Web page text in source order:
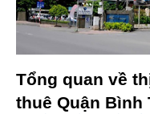
Tổng quan về
thuê Quận Bình